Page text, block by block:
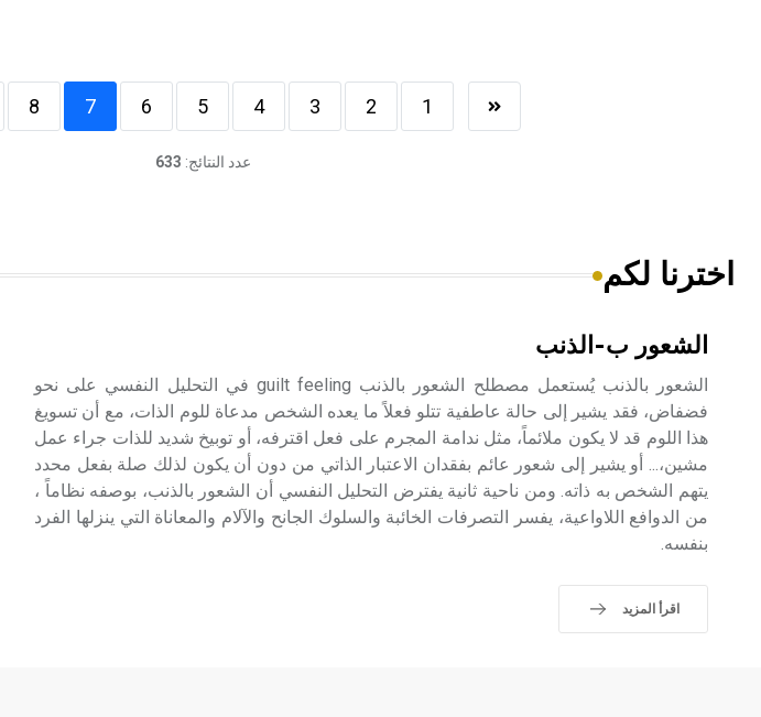
1
2
3
4
5
6
7
8
عدد النتائج: 633
اخترنا لكم
الشعور ب-الذنب
الشعور بالذنب يُستعمل مصطلح الشعور بالذنب guilt feeling في التحليل النفسي على نحو
فضفاض، فقد يشير إلى حالة عاطفية تتلو فعلاً ما يعده الشخص مدعاة للوم الذات، مع أن تسويغ
هذا اللوم قد لا يكون ملائماً، مثل ندامة المجرم على فعل اقترفه، أو توبيخ شديد للذات جراء عمل
مشين،... أو يشير إلى شعور عائم بفقدان الاعتبار الذاتي من دون أن يكون لذلك صلة بفعل محدد
يتهم الشخص به ذاته. ومن ناحية ثانية يفترض التحليل النفسي أن الشعور بالذنب، بوصفه نظاماً ،
من الدوافع اللاواعية، يفسر التصرفات الخائبة والسلوك الجانح والآلام والمعاناة التي ينزلها الفرد
بنفسه.
اقرأ المزيد